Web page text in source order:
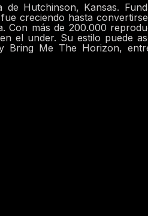
de Hutchinson, Kansas.
creciendo hasta
Con más de 200.000
el under. Su estilo puede
Bring Me The Horizon,